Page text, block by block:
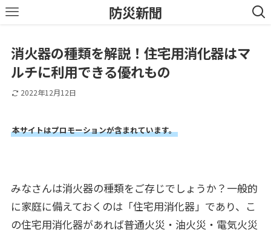
防災新聞
消火器の種類を解説！住宅用消化器はマ
ルチに利用できる優れもの
2022年12月12日
本サイトはプロモーションが含まれています。
みなさんは消火器の種類をご存じでしょうか？一般的
に家庭に備えておくのは「住宅用消化器」であり、こ
の住宅用消化器があれば普通火災・油火災・電気火災